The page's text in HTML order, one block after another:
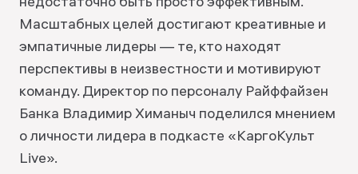
Масштабных целей достигают креативные и
эмпатичные лидеры — те, кто находят
перспективы в неизвестности и мотивируют
команду. Директор по персоналу Райффайзен
Банка Владимир Химаныч поделился мнением
о личности лидера в подкасте «КаргоКульт
Live».